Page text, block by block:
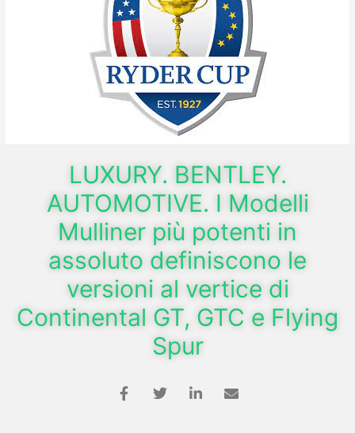
LUXURY. BENTLEY.
AUTOMOTIVE. I Modelli
Mulliner più potenti in
assoluto definiscono le
versioni al vertice di
Continental GT, GTC e Flying
Spur